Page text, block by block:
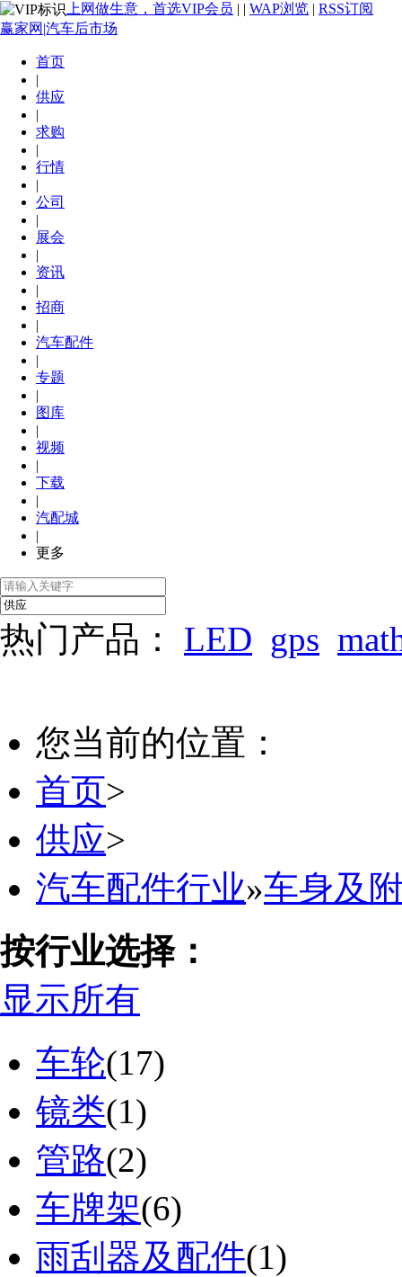
上网做生意，首选VIP会员 | | WAP浏览 | RSS订阅
赢家网|汽车后市场
首页
|
供应
|
求购
|
行情
|
公司
|
展会
|
资讯
|
招商
|
汽车配件
|
专题
|
图库
|
视频
|
下载
|
汽配城
|
更多
热门产品： LED gps
您当前的位置：
首页>
供应>
汽车配件行业»车身及
按行业选择：
显示所有
车轮(17)
镜类(1)
管路(2)
车牌架(6)
雨刮器及配件(1)